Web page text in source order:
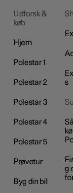
Udforsk &
køb
Hjem
Polestar 1
Polestar 2
Polestar 3
Polestar 4
Polestar 5
Prøvetur
Byg din bil
s
g